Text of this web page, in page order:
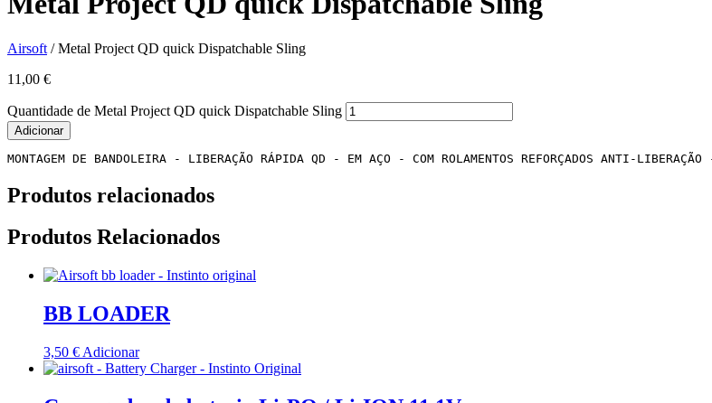
Airsoft / Metal Project QD quick Dispatchable Sling
11,00 €
Quantidade de Metal Project QD quick Dispatchable Sling
Adicionar
MONTAGEM DE BANDOLEIRA - LIBERAÇÃO RÁPIDA QD - EM AÇO - COM ROLAMENTOS REFORÇADOS ANTI-
Produtos relacionados
Produtos Relacionados
BB LOADER
3,50 € Adicionar